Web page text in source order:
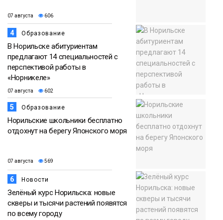
07 августа 606
4 Образование
В Норильске абитуриентам
предлагают 14 специальностей с
перспективой работы в
«Норникеле»
07 августа 602
5 Образование
Норильские школьники бесплатно
отдохнут на берегу Японского моря
07 августа 569
6 Новости
Зелёный курс Норильска: новые
скверы и тысячи растений появятся
по всему городу